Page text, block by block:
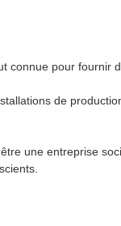
connue pour
de
une entreprise